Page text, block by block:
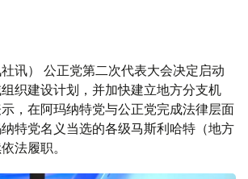
社讯） 公正党第二次代表大会决定启动
织建设计划，并加快建立地方分支机
，在阿玛纳特党与公正党完成法律层面
特党名义当选的各级马斯利哈特（地方
法履职。